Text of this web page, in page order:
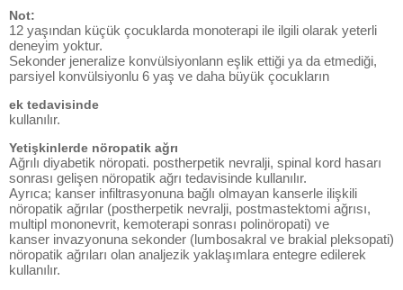
Not:
12 yaşından küçük çocuklarda monoterapi ile ilgili olarak yeterli
deneyim yoktur.
Sekonder jeneralize konvülsiyonlann eşlik ettiği ya da etmediği,
parsiyel konvülsiyonlu 6 yaş ve daha büyük çocukların
ek tedavisinde
kullanılır.
Yetişkinlerde nöropatik ağrı
Ağrılı diyabetik nöropati. postherpetik nevralji, spinal kord hasarı
sonrası gelişen nöropatik ağrı tedavisinde kullanılır.
Ayrıca; kanser infiltrasyonuna bağlı olmayan kanserle ilişkili
nöropatik ağrılar (postherpetik nevralji, postmastektomi ağrısı,
multipl mononevrit, kemoterapi sonrası polinöropati) ve
kanser invazyonuna sekonder (lumbosakral ve brakial pleksopati)
nöropatik ağrıları olan analjezik yaklaşımlara entegre edilerek
kullanılır.